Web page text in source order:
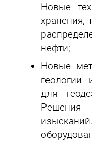
Новые
хранения,
нефти;
Новые
геологии
для